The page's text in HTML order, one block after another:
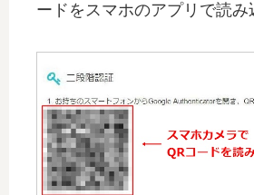
ードをスマホのアプリで読み